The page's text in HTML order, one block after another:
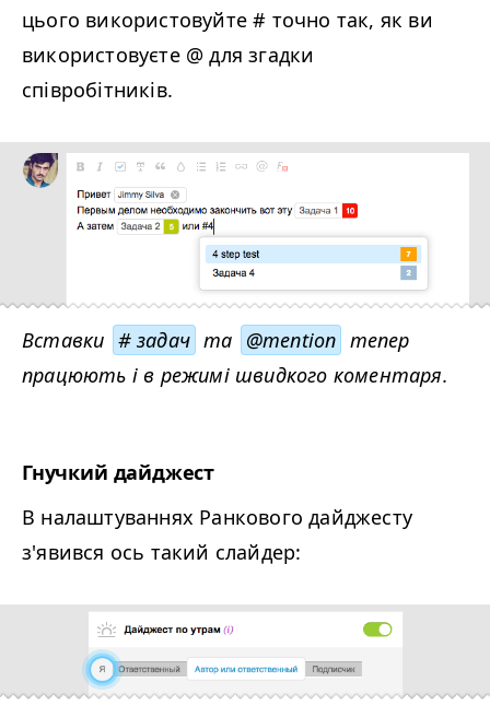
цього використовуйте # точно так, як ви
використовуєте @ для згадки
співробітників.
Вставки # задач та @mention тепер
працюють і в режимі швидкого коментаря.
Гнучкий дайджест
В налаштуваннях Ранкового дайджесту
з'явився ось такий слайдер: